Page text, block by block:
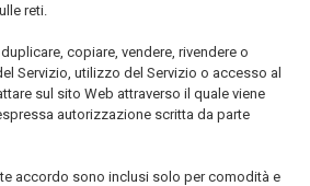
reti.
copiare, vendere, rivendere o
Servizio, utilizzo del Servizio o accesso al
sul sito Web attraverso il quale viene
autorizzazione scritta da parte
accordo sono inclusi solo per comodità e